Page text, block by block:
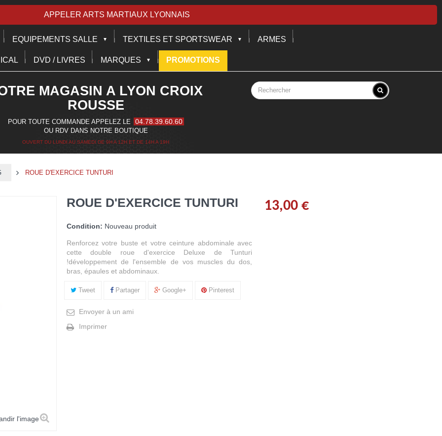
APPELER ARTS MARTIAUX LYONNAIS
EQUIPEMENTS SALLE TEXTILES ET SPORTSWEAR ARMES
DVD / LIVRES MARQUES PROMOTIONS
MAGASIN A LYON CROIX
ROUSSE
POUR TOUTE COMMANDE APPELEZ LE 04.78.39.60.60
OU RDV DANS NOTRE BOUTIQUE
OUVERT DU LUNDI AU SAMEDI DE 9H A 12H ET DE 14H A 19H
> ROUE D'EXERCICE TUNTURI
l'image
ROUE D'EXERCICE TUNTURI
Condition: Nouveau produit
Renforcez votre buste et votre ceinture abdominale avec
cette double roue d'exercice Deluxe de Tunturi
!développement de l'ensemble de vos muscles du dos,
bras, épaules et abdominaux.
Tweet Partager Google+ Pinterest
Envoyer à un ami
Imprimer
13,00 €